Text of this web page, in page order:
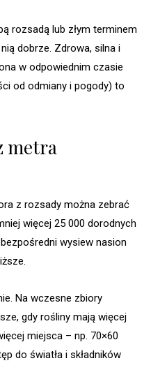
rozsadą lub złym terminem
dobrze. Zdrowa, silna i
w odpowiednim czasie
od odmiany i pogody) to
metra
z rozsady można zebrać
więcej 25 000 dorodnych
wysiew nasion
Na wczesne zbiory
gdy rośliny mają więcej
miejsca – np. 70×60
do światła i składników